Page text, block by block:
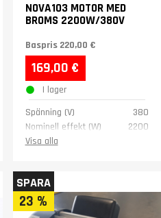
NOVA103 MOTOR MED
BROMS 2200W/380V
Baspris 220,00 €
169,00 €
I lager
Spänning (V)
380
Nominell effekt (W)
2200
Rotationshastighet
Visa alla
SPARA
23 %